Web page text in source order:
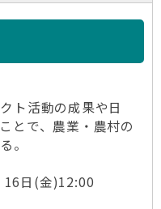
ト活動の成果や日
とで、農業・農村の
。
日(金)12:00